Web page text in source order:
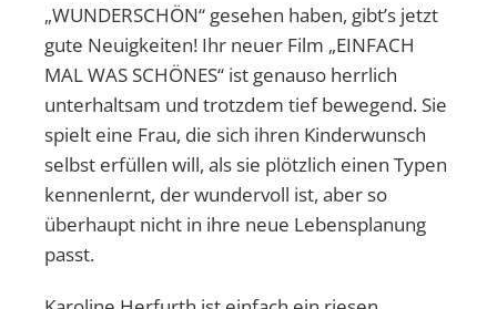
„WUNDERSCHÖN“ gesehen haben, gibt’s jetzt
gute Neuigkeiten! Ihr neuer Film „EINFACH
MAL WAS SCHÖNES“ ist genauso herrlich
unterhaltsam und trotzdem tief bewegend. Sie
spielt eine Frau, die sich ihren Kinderwunsch
selbst erfüllen will, als sie plötzlich einen Typen
kennenlernt, der wundervoll ist, aber so
überhaupt nicht in ihre neue Lebensplanung
passt.